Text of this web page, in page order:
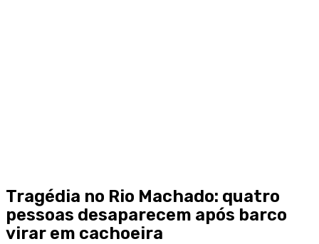
Tragédia no Rio Machado: quatro
pessoas desaparecem após barco
virar em cachoeira